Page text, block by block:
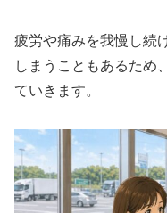
疲労や痛みを我慢し続
しまうこともあるため
ていきます。